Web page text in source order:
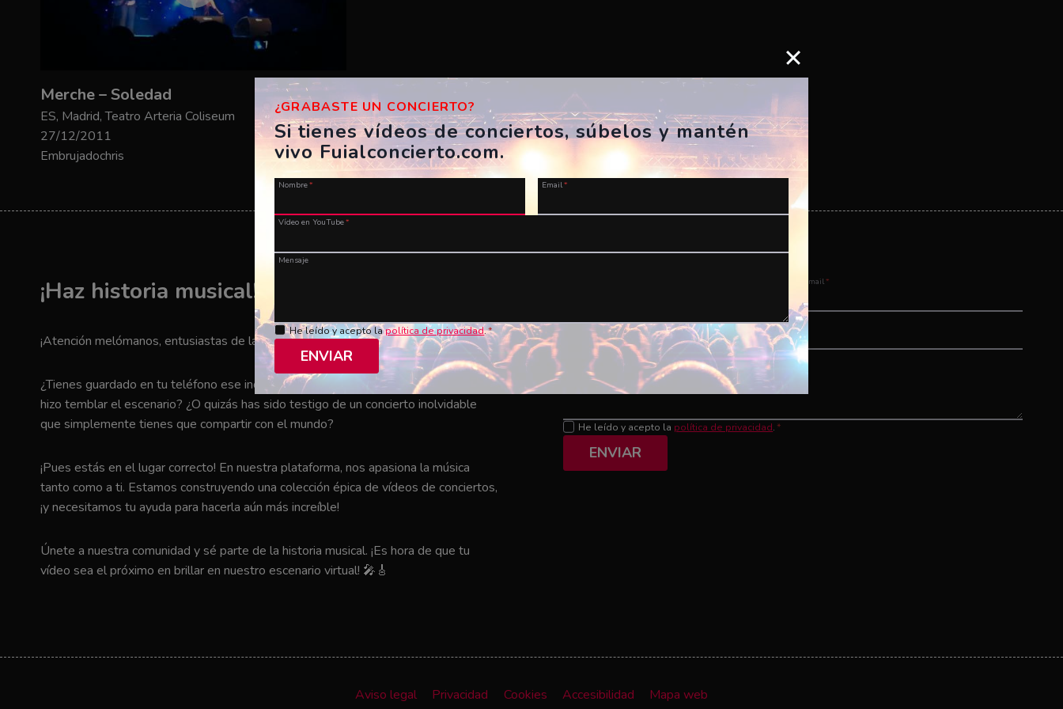
Merche – Soledad
ES, Madrid, Teatro Arteria Coliseum
27/12/2011
Embrujadochris
¡Haz historia musical! ¡Envía tu vídeo ahora!
¡Atención melómanos, entusiastas de la música y amantes de los conciertos en vivo!
¿Tienes guardado en tu teléfono ese increíble momento en el que tu artista favorito
hizo temblar el escenario? ¿O quizás has sido testigo de un concierto inolvidable
que simplemente tienes que compartir con el mundo?
¡Pues estás en el lugar correcto! En nuestra plataforma, nos apasiona la música
tanto como a ti. Estamos construyendo una colección épica de vídeos de conciertos,
¡y necesitamos tu ayuda para hacerla aún más increíble!
Únete a nuestra comunidad y sé parte de la historia musical. ¡Es hora de que tu
vídeo sea el próximo en brillar en nuestro escenario virtual! 🎤🎸
Email*
Mensaje
He leído y acepto la política de privacidad. *
ENVIAR
Aviso legal Privacidad Cookies Accesibilidad Mapa web
¿GRABASTE UN CONCIERTO?
Si tienes vídeos de conciertos, súbelos y mantén
vivo Fuialconcierto.com.
Nombre* Email*
Vídeo en YouTube*
Mensaje
He leído y acepto lapolítica de privacidad.*
ENVIAR